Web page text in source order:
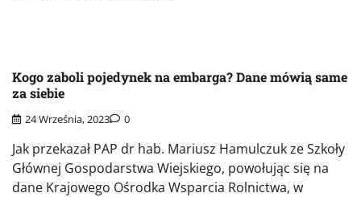
Kogo zaboli pojedynek na embarga? Dane mówią same
za siebie
24 Września, 2023 0
Jak przekazał PAP dr hab. Mariusz Hamulczuk ze Szkoły
Głównej Gospodarstwa Wiejskiego, powołując się na
dane Krajowego Ośrodka Wsparcia Rolnictwa, w